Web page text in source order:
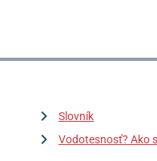
Slovník
Vodotesnosť? Ako